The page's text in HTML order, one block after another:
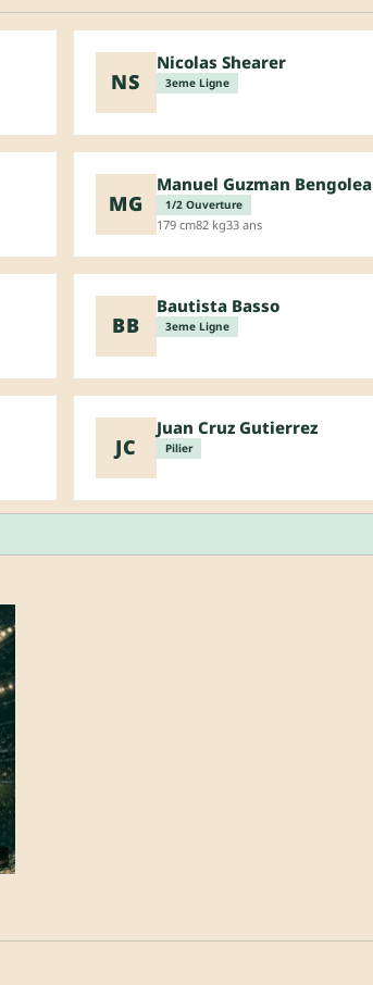
NS
Nicolas Shearer
3eme Ligne
MG
Manuel Guzman Bengolea
1/2 Ouverture
179 cm82 kg33 ans
BB
Bautista Basso
3eme Ligne
JC
Juan Cruz Gutierrez
Pilier